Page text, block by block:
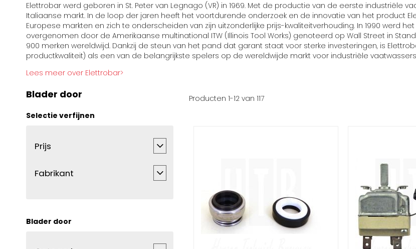
Elettrobar werd geboren in St. Peter van Legnago (VR) in 1969. Met de productie van de eerste industriële
Italiaanse markt. In de loop der jaren heeft het voortdurende onderzoek en de innovatie van het product
Europese markten en zich te onderscheiden van zijn uitzonderlijke prijs-kwaliteitverhouding. In 1990 werd
overgenomen door de Amerikaanse multinational ITW (Illinois Tool Works) genoteerd op Wall Street in
900 merken wereldwijd. Dankzij de steun van het pand dat garant staat voor sterke investeringen, is
productkwaliteit) als een van de belangrijkste spelers op de wereldwijde markt voor industriële
Lees meer over Elettrobar>
Blader door
Selectie verfijnen
Prijs
Fabrikant
Blader door
Producten1-12 van117